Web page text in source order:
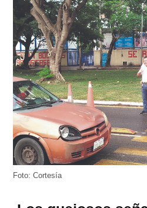
Foto: Cortesía